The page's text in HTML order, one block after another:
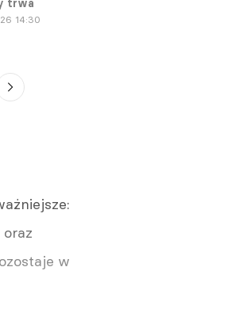
trwa
14:30
Eisenbergiem.
wyjątkowy
w